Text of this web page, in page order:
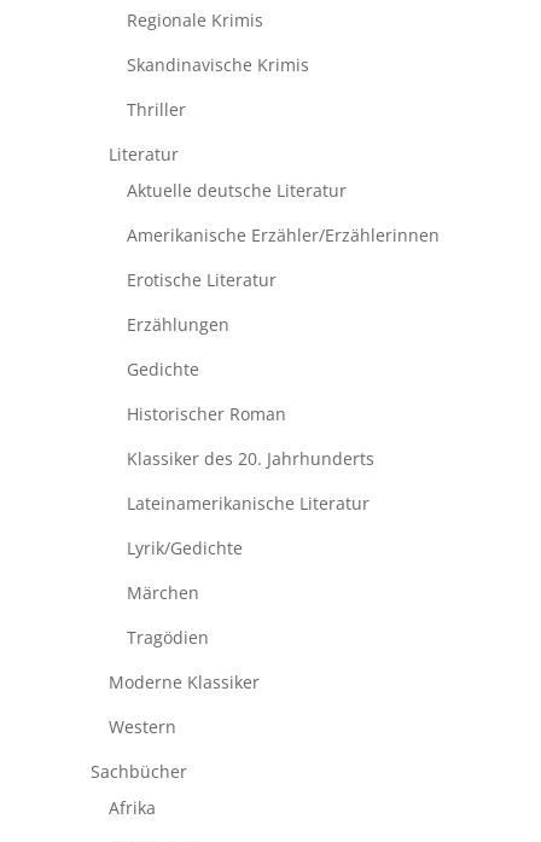
Regionale Krimis
Skandinavische Krimis
Thriller
Literatur
Aktuelle deutsche Literatur
Amerikanische Erzähler/Erzählerinnen
Erotische Literatur
Erzählungen
Gedichte
Historischer Roman
Klassiker des 20. Jahrhunderts
Lateinamerikanische Literatur
Lyrik/Gedichte
Märchen
Tragödien
Moderne Klassiker
Western
Sachbücher
Afrika